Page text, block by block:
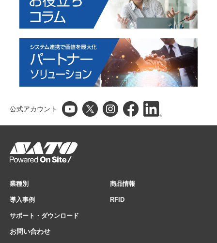
公式アカウント
業種別 商品情報
導入事例 RFID
サポート・ダウンロード
お問い合わせ